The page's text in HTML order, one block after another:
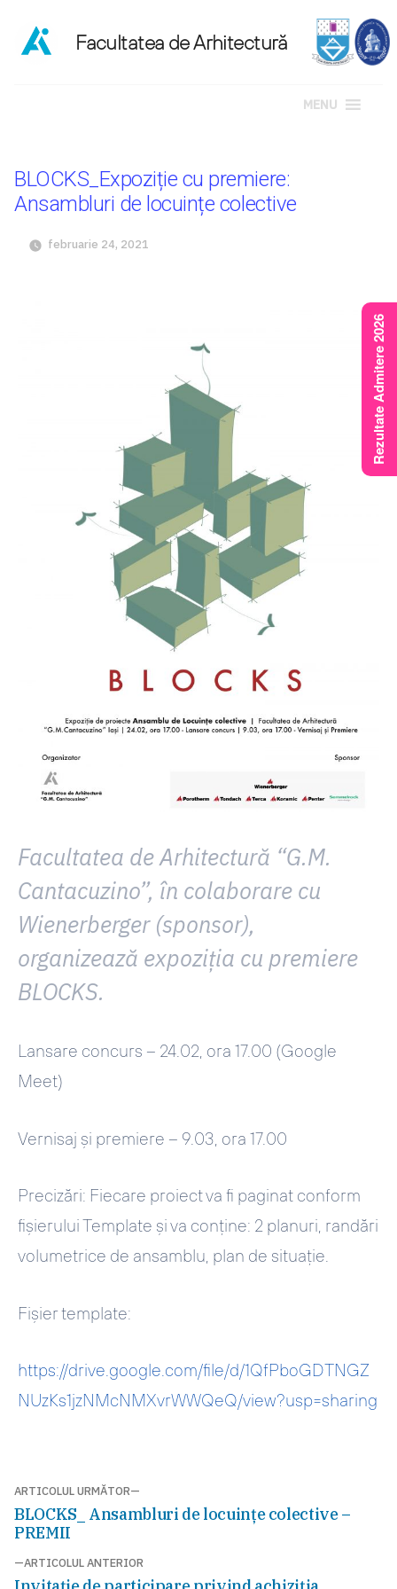
conținut
MENU
BLOCKS_Expoziție cu premiere:
Ansambluri de locuințe colective
februarie 24, 2021
Facultatea de Arhitectură “G.M.
Cantacuzino”, în colaborare cu
Wienerberger (sponsor),
organizează expoziția cu premiere
BLOCKS.
Lansare concurs – 24.02, ora 17.00 (Google
Meet)
Vernisaj și premiere – 9.03, ora 17.00
Precizări: Fiecare proiect va fi paginat conform
fișierului Template și va conține: 2 planuri, randări
volumetrice de ansamblu, plan de situație.
Fișier template:
https://drive.google.com/file/d/1QfPboGDTNGZ
NUzKs1jzNMcNMXvrWWQeQ/view?usp=sharing
Navigare
în
articole
ARTICOLUL ANTERIOR
ARTICOLUL URMĂTOR
Articolul
următor:
BLOCKS_ Ansambluri de locuințe colective –
PREMII
Rezultate Admitere 2026